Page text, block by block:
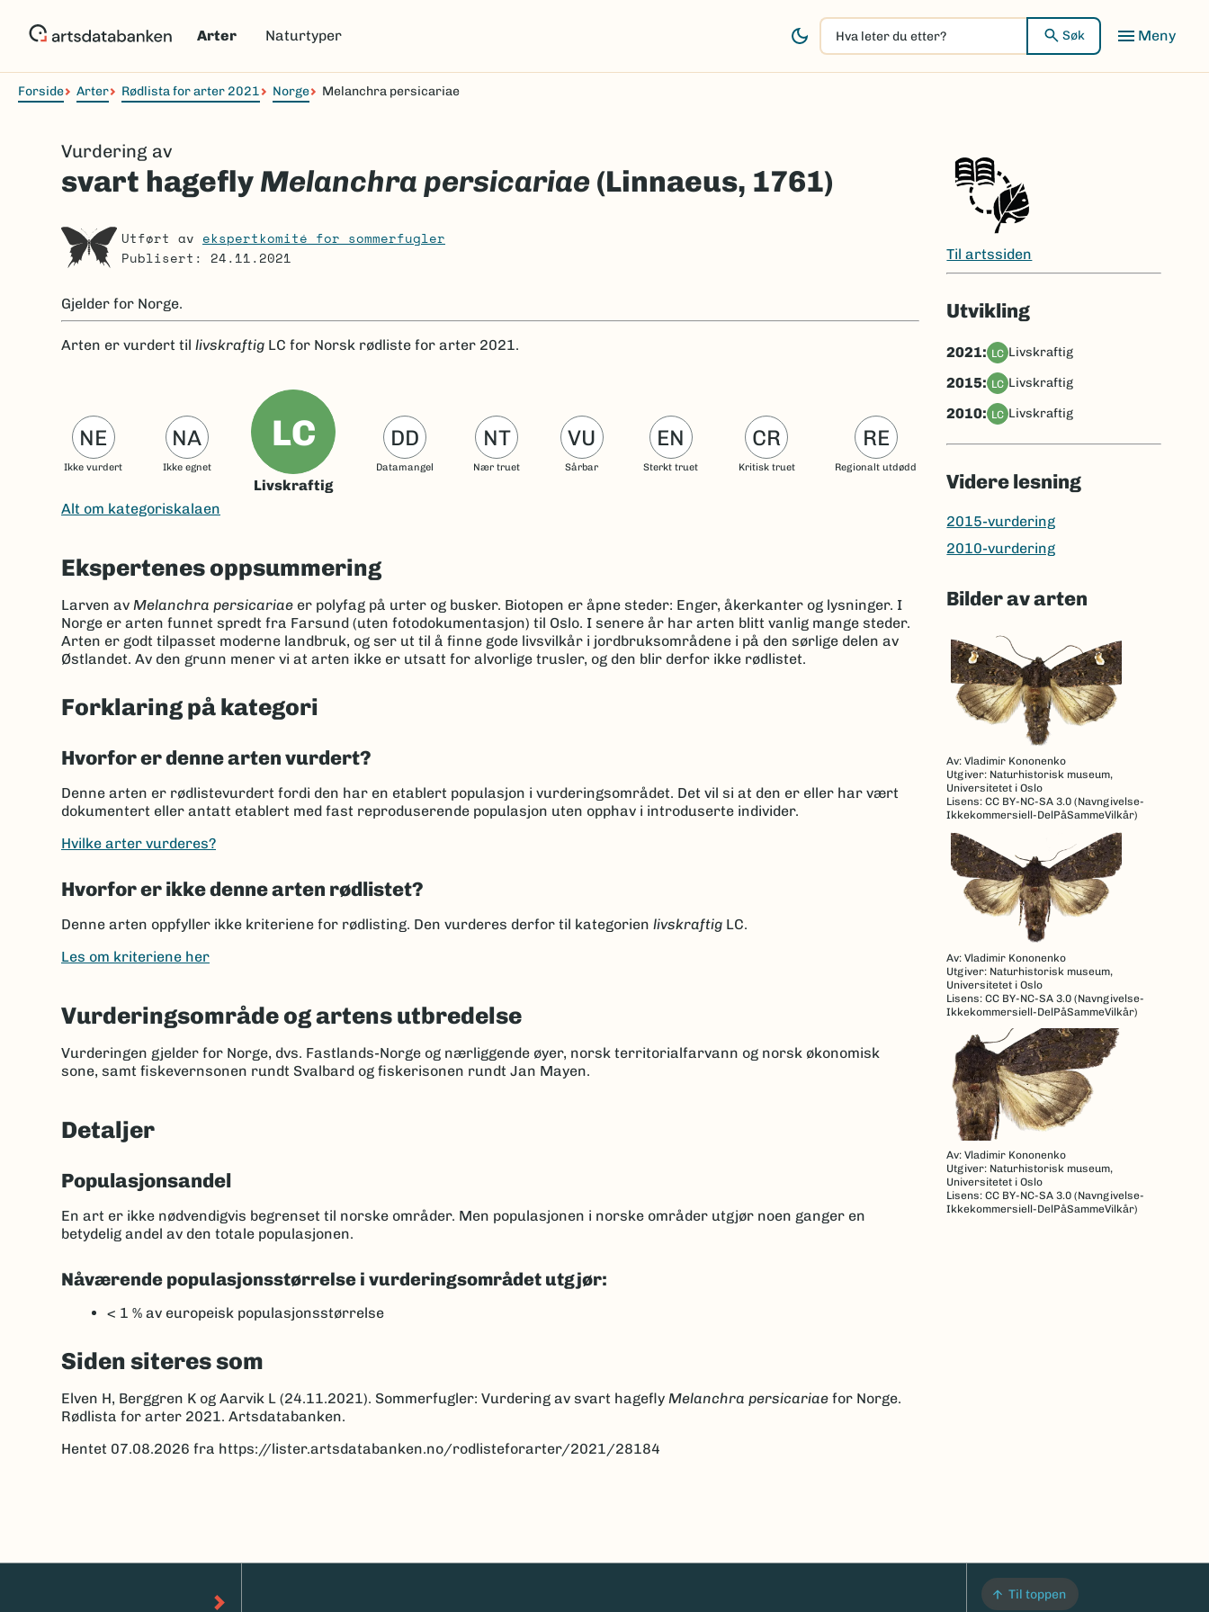
Arter Naturtyper
Hva
leter
du
Søk Meny
Navigasjonssti
Forside Arter Rødlista for arter 2021 Norge Melanchra persicariae
Vurdering av
svart hagefly Melanchra persicariae (Linnaeus, 1761)
Utført av ekspertkomité for sommerfugler
Publisert: 24.11.2021
Gjelder for Norge.
Arten er vurdert til livskraftig LC for Norsk rødliste for arter 2021.
NE
Ikke vurdert
NA
Ikke egnet
LC
Livskraftig
DD
Datamangel
NT
Nær truet
VU
Sårbar
EN
Sterkt truet
CR
Kritisk truet
RE
Regionalt utdødd
Alt om kategoriskalaen
Ekspertenes oppsummering
Larven av Melanchra persicariae er polyfag på urter og busker. Biotopen er åpne steder: Enger, åkerkanter og lysninger. I
Norge er arten funnet spredt fra Farsund (uten fotodokumentasjon) til Oslo. I senere år har arten blitt vanlig mange steder.
Arten er godt tilpasset moderne landbruk, og ser ut til å finne gode livsvilkår i jordbruksområdene i på den sørlige delen av
Østlandet. Av den grunn mener vi at arten ikke er utsatt for alvorlige trusler, og den blir derfor ikke rødlistet.
Forklaring på kategori
Hvorfor er denne arten vurdert?
Denne arten er rødlistevurdert fordi den har en etablert populasjon i vurderingsområdet. Det vil si at den er eller har vært
dokumentert eller antatt etablert med fast reproduserende populasjon uten opphav i introduserte individer.
Hvilke arter vurderes?
Hvorfor er ikke denne arten rødlistet?
Denne arten oppfyller ikke kriteriene for rødlisting. Den vurderes derfor til kategorien livskraftig LC.
Les om kriteriene her
Vurderingsområde og artens utbredelse
Vurderingen gjelder for Norge, dvs. Fastlands-Norge og nærliggende øyer, norsk territorialfarvann og norsk økonomisk
sone, samt fiskevernsonen rundt Svalbard og fiskerisonen rundt Jan Mayen.
Detaljer
Populasjonsandel
En art er ikke nødvendigvis begrenset til norske områder. Men populasjonen i norske områder utgjør noen ganger en
betydelig andel av den totale populasjonen.
Nåværende populasjonsstørrelse i vurderingsområdet utgjør:
< 1 % av europeisk populasjonsstørrelse
Siden siteres som
Elven H, Berggren K og Aarvik L (24.11.2021). Sommerfugler: Vurdering av svart hagefly Melanchra persicariae for Norge.
Rødlista for arter 2021. Artsdatabanken.
Hentet 07.08.2026 fra https://lister.artsdatabanken.no/rodlisteforarter/2021/28184
Til artssiden
Utvikling
2021: LC livskraftig
2015: LC livskraftig
2010: LC livskraftig
Videre lesning
2015-vurdering
2010-vurdering
Bilder av arten
Av: Vladimir Kononenko
Utgiver: Naturhistorisk museum,
Universitetet i Oslo
Lisens: CC BY-NC-SA 3.0 (Navngivelse-
Ikkekommersiell-DelPåSammeVilkår)
Av: Vladimir Kononenko
Utgiver: Naturhistorisk museum,
Universitetet i Oslo
Lisens: CC BY-NC-SA 3.0 (Navngivelse-
Ikkekommersiell-DelPåSammeVilkår)
Av: Vladimir Kononenko
Utgiver: Naturhistorisk museum,
Universitetet i Oslo
Lisens: CC BY-NC-SA 3.0 (Navngivelse-
Ikkekommersiell-DelPåSammeVilkår)
Til toppen